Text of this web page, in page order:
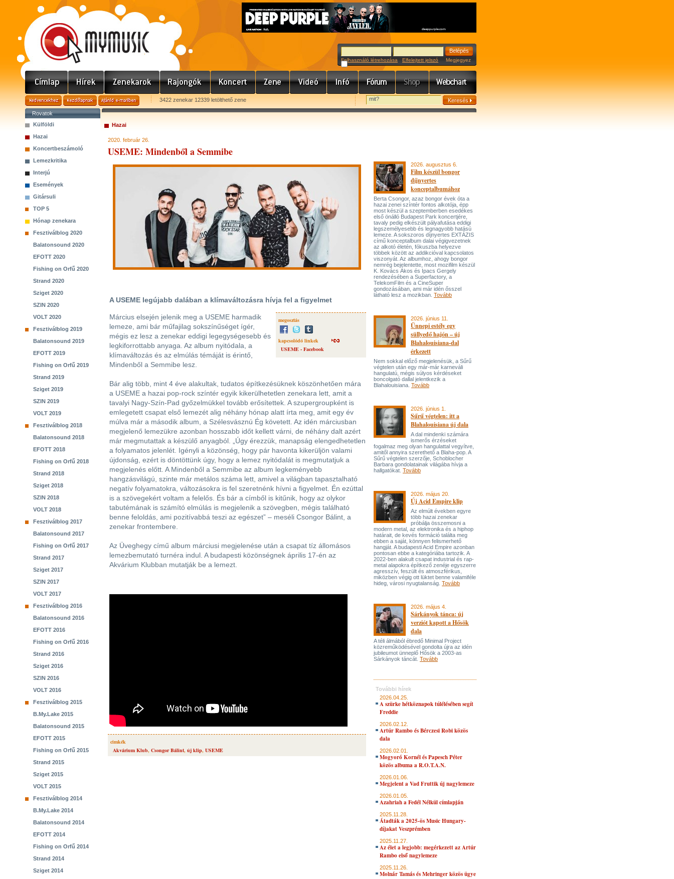
Felhasználó létrehozása Elfelejtett jelszó Megjegyez
3422 zenekar 12339 letölthető zene
Rovatok
Külföldi
Hazai
Koncertbeszámoló
Lemezkritika
Interjú
Események
Gitársuli
TOP 5
Hónap zenekara
Fesztiválblog 2020
Balatonsound 2020
EFOTT 2020
Fishing on Orfű 2020
Strand 2020
Sziget 2020
SZIN 2020
VOLT 2020
Fesztiválblog 2019
Balatonsound 2019
EFOTT 2019
Fishing on Orfű 2019
Strand 2019
Sziget 2019
SZIN 2019
VOLT 2019
Fesztiválblog 2018
Balatonsound 2018
EFOTT 2018
Fishing on Orfű 2018
Strand 2018
Sziget 2018
SZIN 2018
VOLT 2018
Fesztiválblog 2017
Balatonsound 2017
Fishing on Orfű 2017
Strand 2017
Sziget 2017
SZIN 2017
VOLT 2017
Fesztiválblog 2016
Balatonsound 2016
EFOTT 2016
Fishing on Orfű 2016
Strand 2016
Sziget 2016
SZIN 2016
VOLT 2016
Fesztiválblog 2015
B.My.Lake 2015
Balatonsound 2015
EFOTT 2015
Fishing on Orfű 2015
Strand 2015
Sziget 2015
VOLT 2015
Fesztiválblog 2014
B.My.Lake 2014
Balatonsound 2014
EFOTT 2014
Fishing on Orfű 2014
Strand 2014
Sziget 2014
Hazai
2020. február 26.
USEME: Mindenből a Semmibe
A USEME legújabb dalában a klímaváltozásra hívja fel a figyelmet
megosztás
kapcsolódó linkek
USEME - Facebook
Március elsején jelenik meg a USEME harmadik
lemeze, ami bár műfajilag sokszínűséget ígér,
mégis ez lesz a zenekar eddigi legegységesebb és
legkiforrottabb anyaga. Az album nyitódala, a
klímaváltozás és az elmúlás témáját is érintő,
Mindenből a Semmibe lesz.
Bár alig több, mint 4 éve alakultak, tudatos építkezésüknek köszönhetően mára
a USEME a hazai pop-rock színtér egyik kikerülhetetlen zenekara lett, amit a
tavalyi Nagy-Szín-Pad győzelmükkel tovább erősítettek. A szupergroupként is
emlegetett csapat első lemezét alig néhány hónap alatt írta meg, amit egy év
múlva már a második album, a Szélesvásznú Ég követett. Az idén márciusban
megjelenő lemezükre azonban hosszabb időt kellett várni, de néhány dalt azért
már megmutattak a készülő anyagból. „Úgy érezzük, manapság elengedhetetlen
a folyamatos jelenlét. Igényli a közönség, hogy pár havonta kikerüljön valami
újdonság, ezért is döntöttünk úgy, hogy a lemez nyitódalát is megmutatjuk a
megjelenés előtt. A Mindenből a Semmibe az album legkeményebb
hangzásvilágú, szinte már metálos száma lett, amivel a világban tapasztalható
negatív folyamatokra, változásokra is fel szeretnénk hívni a figyelmet. Én ezúttal
is a szövegekért voltam a felelős. És bár a címből is kitűnik, hogy az olykor
tabutémának is számító elmúlás is megjelenik a szövegben, mégis található
benne feloldás, ami pozitívabbá teszi az egészet” – meséli Csongor Bálint, a
zenekar frontembere.
Az Üveghegy című album márciusi megjelenése után a csapat tíz állomásos
lemezbemutató turnéra indul. A budapesti közönségnek április 17-én az
Akvárium Klubban mutatják be a lemezt.
cimkék
Akvárium Klub, Csongor Bálint, új klip, USEME
2026. augusztus 6.
Film készül bongor
díjnyertes
konceptalbumához
Berta Csongor, azaz bongor évek óta a
hazai zenei színtér fontos alkotója, épp
most készül a szeptemberben esedékes
első önálló Budapest Park koncertjére,
tavaly pedig elkészült pályafutása eddigi
legszemélyesebb és legnagyobb hatású
lemeze. A sokszoros díjnyertes EXTÁZIS
című konceptalbum dalai végigvezetnek
az alkotó életén, fókuszba helyezve
többek között az addikcióval kapcsolatos
viszonyát. Az albumhoz, ahogy bongor
nemrég bejelentette, most mozifilm készül
K. Kovács Ákos és Ipacs Gergely
rendezésében a Superfactory, a
TelekomFilm és a CineSuper
gondozásában, ami már idén ősszel
látható lesz a mozikban. Tovább
2026. június 11.
Ünnepi estély egy
süllyedő hajón – új
Blahalouisiana-dal
érkezett
Nem sokkal előző megjelenésük, a Sűrű
végtelen után egy már-már karneváli
hangulatú, mégis súlyos kérdéseket
boncolgató dallal jelentkezik a
Blahalouisiana. Tovább
2026. június 1.
Sűrű végtelen: itt a
Blahalouisiana új dala
A dal mindenki számára
ismerős érzéseket
fogalmaz meg olyan hangulattal vegyítve,
amitől annyira szerethető a Blaha-pop. A
Sűrű végtelen szerzője, Schoblocher
Barbara gondolatainak világába hívja a
hallgatókat. Tovább
2026. május 20.
Új Acid Empire klip
Az elmúlt években egyre
több hazai zenekar
próbálja összemosni a
modern metal, az elektronika és a hiphop
határait, de kevés formáció találta meg
ebben a saját, könnyen felismerhető
hangját. A budapesti Acid Empire azonban
pontosan ebbe a kategóriába tartozik. A
2022-ben alakult csapat industrial és rap-
metal alapokra építkező zenéje egyszerre
agresszív, feszült és atmoszférikus,
miközben végig ott lüktet benne valamiféle
hideg, városi nyugtalanság. Tovább
2026. május 4.
Sárkányok tánca: új
verziót kapott a Hősök
dala
A téli álmából ébredő Minimal Project
közreműködésével gondolta újra az idén
jubileumot ünneplő Hősök a 2003-as
Sárkányok táncát. Tovább
További hírek
2026.04.25.
A szürke hétköznapok túlélésében segít
Freddie
2026.02.12.
Artúr Rambo és Bérczesi Robi közös
dala
2026.02.01.
Mogyoró Kornél és Papesch Péter
közös albuma a R.O.T.A.N.
2026.01.06.
Megjelent a Vad Fruttik új nagylemeze
2026.01.05.
Azahriah a Fedél Nélkül címlapján
2025.11.28.
Átadták a 2025-ös Music Hungary-
díjakat Veszprémben
2025.11.27.
Az élet a legjobb: megérkezett az Artúr
Rambo első nagylemeze
2025.11.26.
Molnár Tamás és Mehringer közös ügye